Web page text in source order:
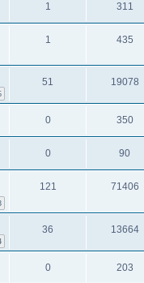
1 311
1 435
51 19078
0 350
0 90
121 71406
36 13664
0 203